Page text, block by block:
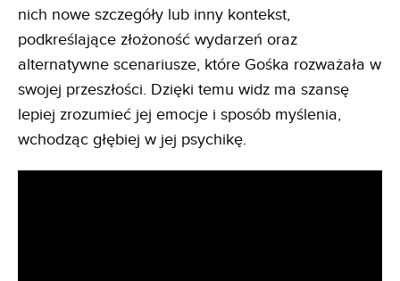
nich nowe szczegóły lub inny kontekst,
podkreślające złożoność wydarzeń oraz
alternatywne scenariusze, które Gośka rozważała w
swojej przeszłości. Dzięki temu widz ma szansę
lepiej zrozumieć jej emocje i sposób myślenia,
wchodząc głębiej w jej psychikę.